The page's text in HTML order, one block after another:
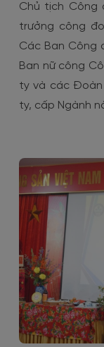
Chủ tịch Công
trưởng công
Các Ban Công
Ban nữ công
ty và các Đoàn
ty, cấp Ngành